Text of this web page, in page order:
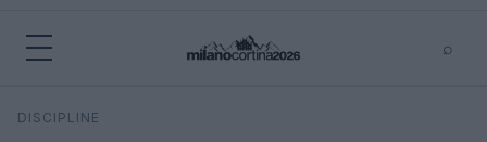
⌕
Cerca
DISCIPLINE